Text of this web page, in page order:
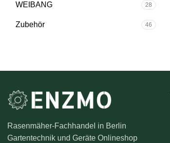
WEIBANG 28
Zubehör 46
Rasenmäher-Fachhandel in Berlin
Gartentechnik und Geräte Onlineshop